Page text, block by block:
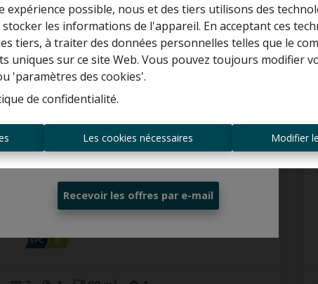
possible, nous et des tiers utilisons des
les informations de l'appareil. En acceptant ces
tiers, à traiter des données personnelles telles que le
uniques sur ce site Web. Vous pouvez toujours modifier
'paramètres des cookies'.
de confidentialité.
Les cookies nécessaires Modifier
Appartement
2850 Boom
Curieux de connaître la valeur de votre
maison ?
Estimation gratuite
Toujours être le premier informé des
nouvelles offres ?
Recevoir les offres par e-mail